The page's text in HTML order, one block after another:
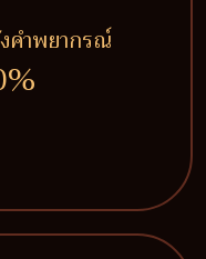
คำพยากรณ์